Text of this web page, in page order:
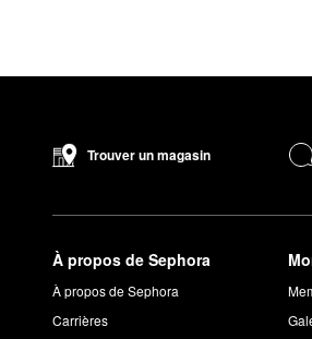
Trouver un magasin
À propos de Sephora
À propos de Sephora
Carrières